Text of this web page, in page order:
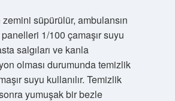
zemini süpürülür, ambulansın
1/100 çamaşır suyu
salgıları ve kanla
olması durumunda temizlik
suyu kullanılır. Temizlik
yumuşak bir bezle